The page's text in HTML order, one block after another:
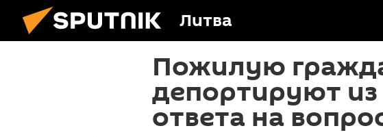
Литва
Пожилую
депортируют
ответа на